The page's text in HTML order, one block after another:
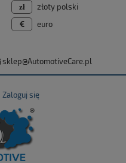
sklep@AutomotiveCare.pl
Zaloguj się
złoty polski
euro